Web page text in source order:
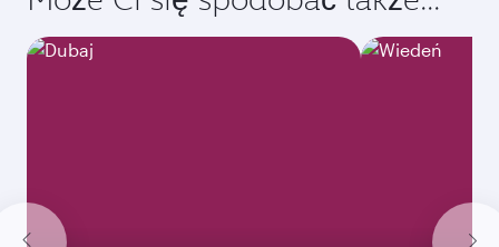
PLN 3463,09